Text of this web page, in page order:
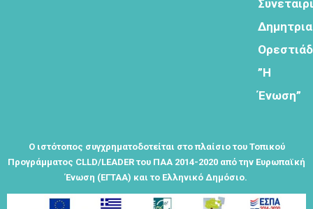
Εγγραφείτε
εδω για να
όλα τα νέα
εδώ στο
”Η
Ένωση”
Ο ιστότοπος συγχρηματοδοτείται στο πλαίσιο του Τοπικού
Προγράμματος CLLD/LEADER του ΠΑΑ 2014-2020 από την Ευρωπαϊκή
Ένωση (ΕΓΤΑΑ) και το Ελληνικό Δημόσιο.